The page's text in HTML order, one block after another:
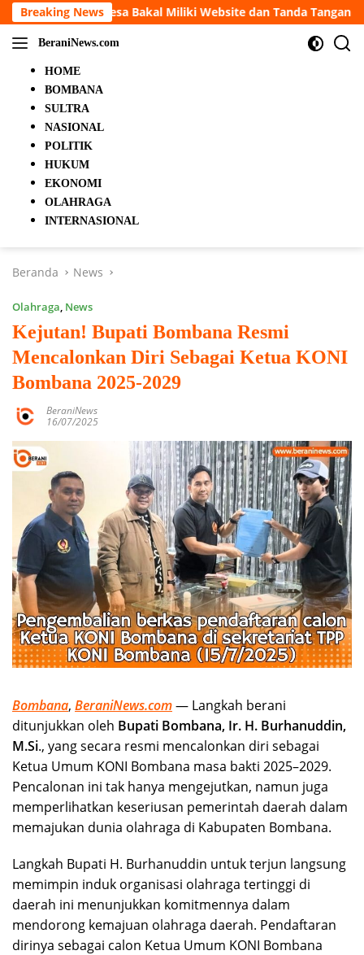
Langsung
ke
konten
Breaking News
Website dan Tanda Tangan Elektronik 5 Orang
BeraniNews.com
HOME
BOMBANA
SULTRA
NASIONAL
POLITIK
HUKUM
EKONOMI
OLAHRAGA
INTERNASIONAL
Beranda News
Olahraga, News
Kejutan! Bupati Bombana Resmi
Mencalonkan Diri Sebagai Ketua KONI
Bombana 2025-2029
BeraniNews
16/07/2025
Bombana, BeraniNews.com— Langkah berani
ditunjukkan oleh Bupati Bombana, Ir. H. Burhanuddin,
M.Si., yang secara resmi mencalonkan diri sebagai
Ketua Umum KONI Bombana masa bakti 2025–2029.
Pencalonan ini tak hanya mengejutkan, namun juga
memperlihatkan keseriusan pemerintah daerah dalam
memajukan dunia olahraga di Kabupaten Bombana.
Langkah Bupati H. Burhanuddin untuk terjun langsung
memimpin induk organisasi olahraga tertinggi di
daerah ini menunjukkan komitmennya dalam
mendorong kemajuan olahraga daerah. Pendaftaran
dirinya sebagai calon Ketua Umum KONI Bombana